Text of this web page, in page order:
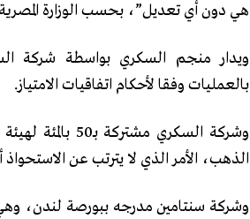
هي دون أي تعديل”، بحسب الوزارة
ويدار منجم السكري بواسطة شركة
بالعمليات وفقا لأحكام اتفاقيات الامتياز.
الذهب، الأمر الذي لا يترتب عن الاستحواذ
وشركة سنتامين مدرجه ببورصة لندن،